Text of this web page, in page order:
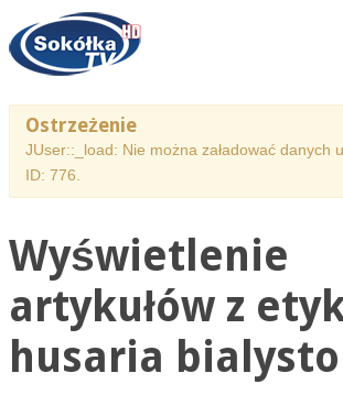
Ostrzeżenie
JUser::_load: Nie można załadować danych
ID: 776.
Wyświetlenie
artykułów z
husaria